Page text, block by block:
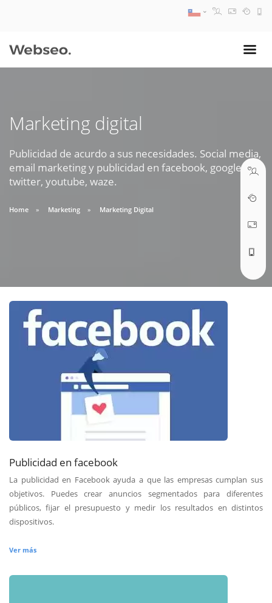
Marketing digital
Publicidad de acurdo a sus necesidades. Social media,
email marketing y publicidad en facebook, google,
twitter, youtube, waze.
Home Marketing Marketing Digital
Publicidad en facebook
La publicidad en Facebook ayuda a que las empresas cumplan sus
objetivos. Puedes crear anuncios segmentados para diferentes
públicos, fijar el presupuesto y medir los resultados en distintos
dispositivos.
Ver más
09:30 AM A 18:30 PM
soporte@webseo.cl